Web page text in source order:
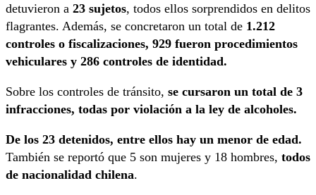
detuvieron a 23 sujetos, todos ellos sorprendidos en delitos
flagrantes. Además, se concretaron un total de 1.212
controles o fiscalizaciones, 929 fueron procedimientos
vehiculares y 286 controles de identidad.
Sobre los controles de tránsito, se cursaron un total de 3
infracciones, todas por violación a la ley de alcoholes.
De los 23 detenidos, entre ellos hay un menor de edad.
También se reportó que 5 son mujeres y 18 hombres, todos
de nacionalidad chilena.